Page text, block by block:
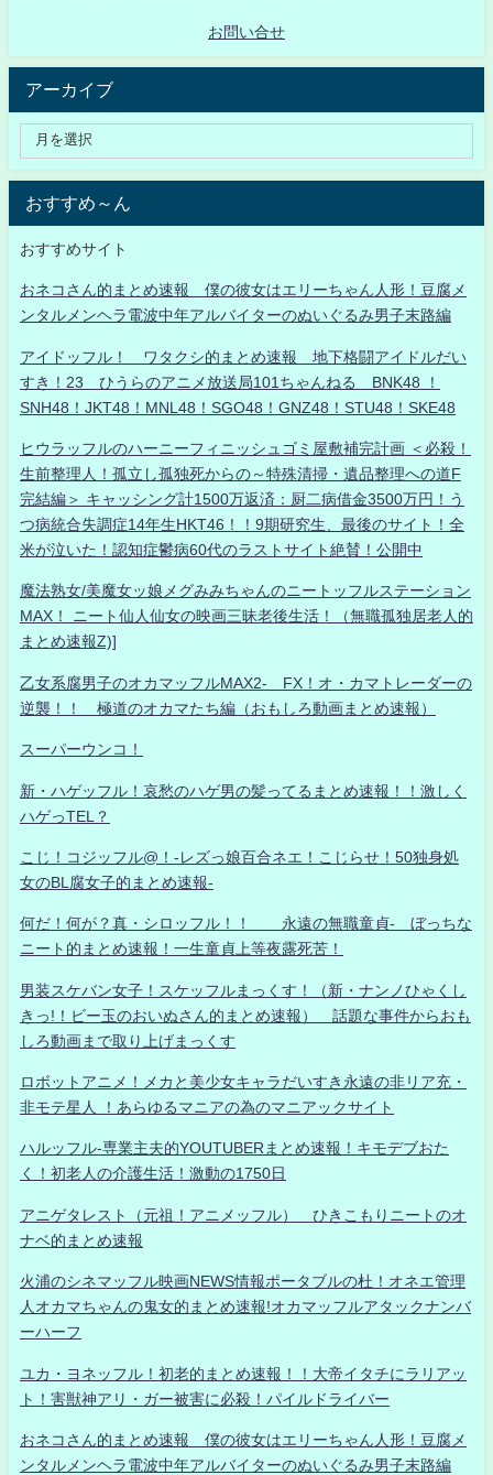
お問い合せ
アーカイブ
おすすめ～ん
おすすめサイト
おネコさん的まとめ速報 僕の彼女はエリーちゃん人形！豆腐メ
ンタルメンヘラ電波中年アルバイターのぬいぐるみ男子末路編
アイドッフル！ ワタクシ的まとめ速報 地下格闘アイドルだい
すき！23 ひうらのアニメ放送局101ちゃんねる BNK48 ！
SNH48！JKT48！MNL48！SGO48！GNZ48！STU48！SKE48
ヒウラッフルのハーニーフィニッシュゴミ屋敷補完計画 ＜必殺！
生前整理人！孤立し孤独死からの～特殊清掃・遺品整理への道F
完結編＞ キャッシング計1500万返済：厨二病借金3500万円！う
つ病統合失調症14年生HKT46！！9期研究生、最後のサイト！全
米が泣いた！認知症鬱病60代のラストサイト絶賛！公開中
魔法熟女/美魔女ッ娘メグみみちゃんのニートッフルステーション
MAX！ ニート仙人仙女の映画三昧老後生活！（無職孤独居老人的
まとめ速報Z)]
乙女系腐男子のオカマッフルMAX2- FX！オ・カマトレーダーの
逆襲！！ 極道のオカマたち編（おもしろ動画まとめ速報）
スーパーウンコ！
新・ハゲッフル！哀愁のハゲ男の髪ってるまとめ速報！！激しく
ハゲっTEL？
こじ！コジッフル@！-レズっ娘百合ネエ！こじらせ！50独身処
女のBL腐女子的まとめ速報-
何だ！何が？真・シロッフル！！ 永遠の無職童貞- ぼっちな
ニート的まとめ速報！一生童貞上等夜露死苦！
男装スケバン女子！スケッフルまっくす！（新・ナンノひゃくし
きっ!！ビー玉のおいぬさん的まとめ速報） 話題な事件からおも
しろ動画まで取り上げまっくす
ロボットアニメ！メカと美少女キャラだいすき永遠の非リア充・
非モテ星人 ！あらゆるマニアの為のマニアックサイト
ハルッフル-専業主夫的YOUTUBERまとめ速報！キモデブおた
く！初老人の介護生活！激動の1750日
アニゲタレスト（元祖！アニメッフル） ひきこもりニートのオ
ナベ的まとめ速報
火浦のシネマッフル映画NEWS情報ポータブルの杜！オネエ管理
人オカマちゃんの鬼女的まとめ速報!オカマッフルアタックナンバ
ーハーフ
ユカ・ヨネッフル！初老的まとめ速報！！大帝イタチにラリアッ
ト！害獣神アリ・ガー被害に必殺！パイルドライバー
おネコさん的まとめ速報 僕の彼女はエリーちゃん人形！豆腐メ
ンタルメンヘラ電波中年アルバイターのぬいぐるみ男子末路編